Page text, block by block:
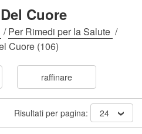
Cuore
/Per Rimedi per la Salute /
Cuore (106)
raffinare
Risultati per pagina: 24